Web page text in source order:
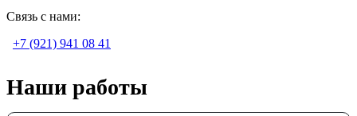
Связь с нами:
+7 (921) 941 08 41
Наши работы